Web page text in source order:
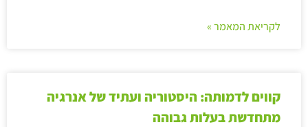
לקריאת המאמר »
קווים לדמותה: היסטוריה ועתיד של אנרגיה
מתחדשת בעלות גבוהה